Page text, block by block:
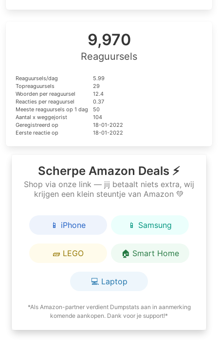
9,970
Reaguursels
Reaguursels/dag
5.99
Topreaguursels
29
Woorden per reaguursel
12.4
Reacties per reaguursel
0.37
Meeste reaguursels op 1 dag
50
Aantal x weggejorist
104
Geregistreerd op
18-01-2022
Eerste reactie op
18-01-2022
Scherpe Amazon Deals ⚡
Shop via onze link — jij betaalt niets extra, wij
krijgen een klein steuntje van Amazon 💚
📱 iPhone 📱 Samsung
🧱 LEGO 🏠 Smart Home
💻 Laptop
*Als Amazon-partner verdient Dumpstats aan in aanmerking
komende aankopen. Dank voor je support!*